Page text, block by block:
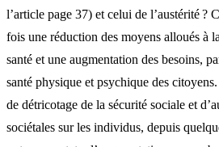
l’article page 37) et celui de l’austérité ?
fois une réduction des moyens alloués à
santé et une augmentation des besoins,
santé physique et psychique des
de détricotage de la sécurité sociale et
sociétales sur les individus, depuis